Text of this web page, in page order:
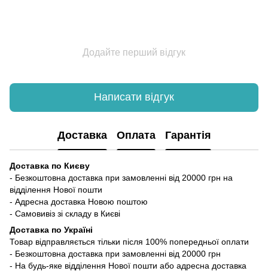
Додайте перший відгук
Написати відгук
Доставка Оплата Гарантія
Доставка по Києву
- Безкоштовна доставка при замовленні від 20000 грн на
відділення Нової пошти
- Адресна доставка Новою поштою
- Самовивіз зі складу в Києві
Доставка по Україні
Товар відправляється тільки після 100% попередньої оплати
- Безкоштовна доставка при замовленні від 20000 грн
- На будь-яке відділення Нової пошти або адресна доставка